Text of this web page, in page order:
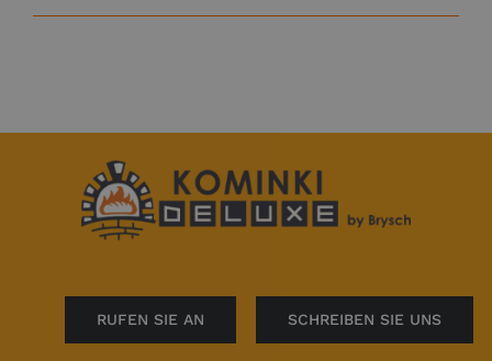
RUFEN SIE AN SCHREIBEN SIE UNS